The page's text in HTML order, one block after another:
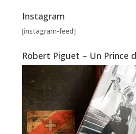
Instagram
[instagram-feed]
Robert Piguet – Un Prince